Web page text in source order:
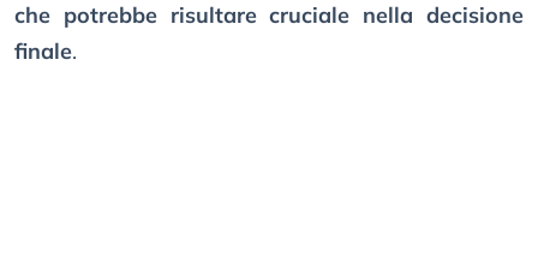
che potrebbe risultare cruciale nella decisione
finale.